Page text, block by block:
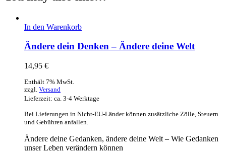
In den Warenkorb
Ändere dein Denken – Ändere deine Welt
14,95 €
Enthält 7% MwSt.
zzgl. Versand
Lieferzeit: ca. 3-4 Werktage
Bei Lieferungen in Nicht-EU-Länder können zusätzliche Zölle, Steuern
und Gebühren anfallen.
Ändere deine Gedanken, ändere deine Welt – Wie Gedanken
unser Leben verändern können